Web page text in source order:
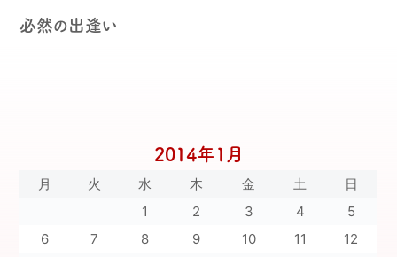
必然の出逢い
2014年1月
月 火 水 木 金 土 日
1 2 3 4
5
6
7 8 9 10 11
12